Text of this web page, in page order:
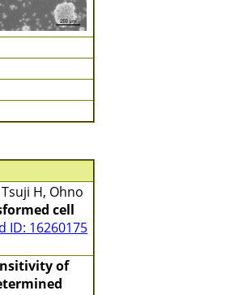
H, Ohno
cell
ID: 16260175
of